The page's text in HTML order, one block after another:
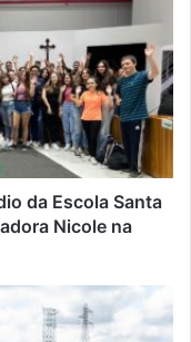
da Escola Santa
Nicole na